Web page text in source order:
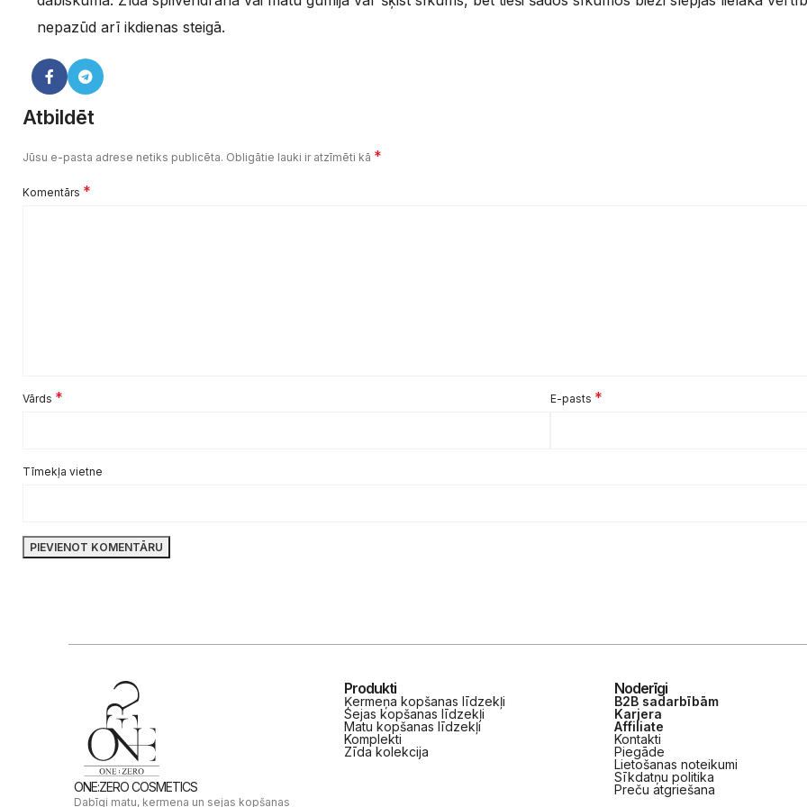
nepazūd arī ikdienas steigā.
Atbildēt
Jūsu e-pasta adrese netiks publicēta. Obligātie lauki ir atzīmēti kā *
Komentārs *
Vārds * E-pasts *
Tīmekļa vietne
ONE:ZERO COSMETICS
Dabīgi matu, ķermeņa un sejas kopšanas
Produkti
Ķermeņa kopšanas līdzekļi
Sejas kopšanas līdzekļi
Matu kopšanas līdzekļi
Komplekti
Zīda kolekcija
Noderīgi
B2B sadarbībām
Karjera
Affiliate
Kontakti
Piegāde
Lietošanas noteikumi
Sīkdatņu politika
Preču atgriešana